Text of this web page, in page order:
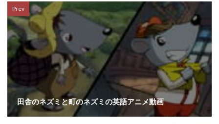
Prev
田舎のネズミと町のネズミの英語アニメ動画